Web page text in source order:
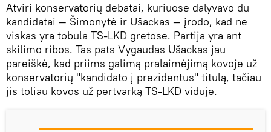
Atviri konservatorių debatai, kuriuose dalyvavo du
kandidatai — Šimonytė ir Ušackas — įrodo, kad ne
viskas yra tobula TS-LKD gretose. Partija yra ant
skilimo ribos. Tas pats Vygaudas Ušackas jau
pareiškė, kad priims galimą pralaimėjimą kovoje už
konservatorių "kandidato į prezidentus" titulą, tačiau
jis toliau kovos už pertvarką TS-LKD viduje.